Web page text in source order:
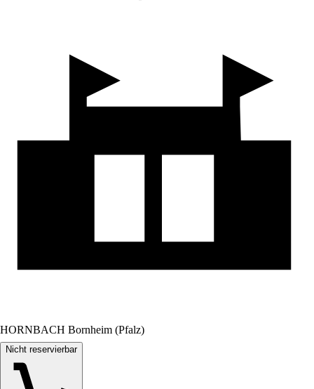
HORNBACH Bornheim (Pfalz)
Nicht reservierbar